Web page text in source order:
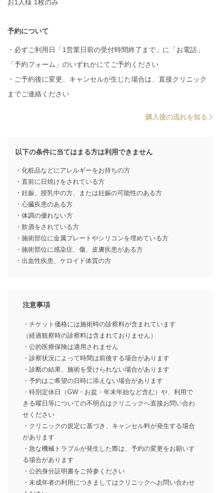
お1人様 1枚のみ
予約について
・必ずご利用日「1営業日前の受付時間終了まで」に「お電話」
「予約フォーム」のいずれかにてご予約ください
・ご予約後に変更、キャンセルが生じた場合は、直接クリニック
までご連絡ください
購入後の流れを知る
以下の条件に当てはまる方は利用できません
・化粧品などにアレルギーをお持ちの方
・直前に日焼けをされている方
・妊娠、授乳中の方、または妊娠の可能性のある方
・心臓疾患のある方
・体調の優れない方
・飲酒をされている方
・施術部位に金属プレートやシリコンを埋めている方
・施術部位に感染症、傷、皮膚疾患がある方
・出血性疾患、ケロイド体質の方
注意事項
・チケット価格には施術時の診察料が含まれています
（経過観察時の診察料は含まれておりません）
・公的医療保険は適用されません
・診察状況によって時間は前後する場合があります
・診断の結果、施術を受けられない場合があります
・予約はご希望の日時に添えない場合があります
・特別定休日（GW・お盆・年末年始など含む）や、利用で
きる曜日等についての不明点はクリニックへ直接お問い合わ
せください
・クリニックの規定に基づき、キャンセル料が発生する場合
があります
・急な機械トラブルが発生した際は、予約の変更をお願いす
る場合があります
・公的身分証明書をご持参ください
・未成年者の利用につきましてはクリニックへお問い合わせ